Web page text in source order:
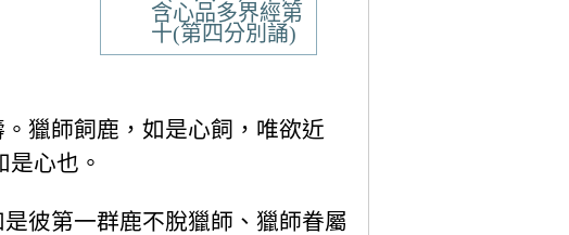
含心品多界經第
十(第四分別誦)
獵師飼鹿，如是心飼，唯欲近
心也。
彼第一群鹿不脫獵師、獵師眷屬